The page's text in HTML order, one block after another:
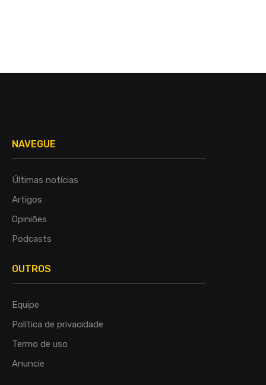
NAVEGUE
Últimas notícias
Artigos
Opiniões
Podcasts
OUTROS
Equipe
Política de privacidade
Termo de uso
Anuncie